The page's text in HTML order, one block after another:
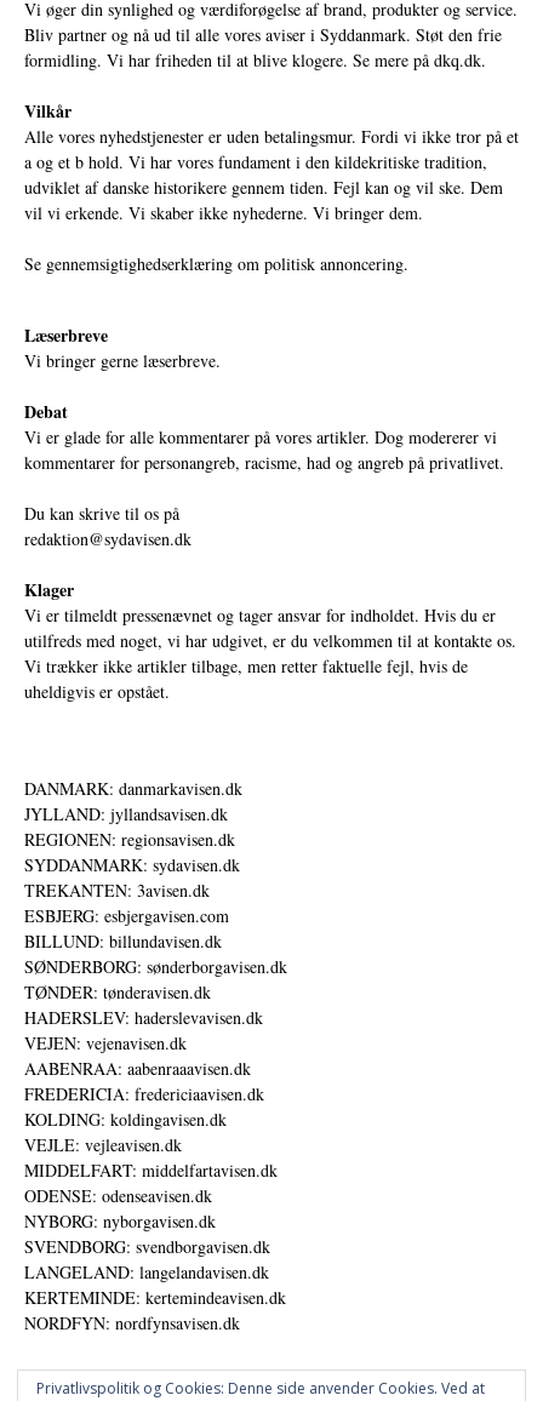
Vi øger din synlighed og værdiforøgelse af brand, produkter og service.
Bliv partner og nå ud til alle vores aviser i Syddanmark. Støt den frie
formidling. Vi har friheden til at blive klogere. Se mere på dkq.dk.
Vilkår
Alle vores nyhedstjenester er uden betalingsmur. Fordi vi ikke tror på et
a og et b hold. Vi har vores fundament i den kildekritiske tradition,
udviklet af danske historikere gennem tiden. Fejl kan og vil ske. Dem
vil vi erkende. Vi skaber ikke nyhederne. Vi bringer dem.
Se gennemsigtighedserklæring om politisk annoncering.
Læserbreve
Vi bringer gerne læserbreve.
Debat
Vi er glade for alle kommentarer på vores artikler. Dog modererer vi
kommentarer for personangreb, racisme, had og angreb på privatlivet.
Du kan skrive til os på
redaktion@sydavisen.dk
Klager
Vi er tilmeldt pressenævnet og tager ansvar for indholdet. Hvis du er
utilfreds med noget, vi har udgivet, er du velkommen til at kontakte os.
Vi trækker ikke artikler tilbage, men retter faktuelle fejl, hvis de
uheldigvis er opstået.
DANMARK: danmarkavisen.dk
JYLLAND: jyllandsavisen.dk
REGIONEN: regionsavisen.dk
SYDDANMARK: sydavisen.dk
TREKANTEN: 3avisen.dk
ESBJERG: esbjergavisen.com
BILLUND: billundavisen.dk
SØNDERBORG: sønderborgavisen.dk
TØNDER: tønderavisen.dk
HADERSLEV: haderslevavisen.dk
VEJEN: vejenavisen.dk
AABENRAA: aabenraaavisen.dk
FREDERICIA: fredericiaavisen.dk
KOLDING: koldingavisen.dk
VEJLE: vejleavisen.dk
MIDDELFART: middelfartavisen.dk
ODENSE: odenseavisen.dk
NYBORG: nyborgavisen.dk
SVENDBORG: svendborgavisen.dk
LANGELAND: langelandavisen.dk
KERTEMINDE: kertemindeavisen.dk
NORDFYN: nordfynsavisen.dk
Privatlivspolitik og Cookies: Denne side anvender Cookies. Ved at